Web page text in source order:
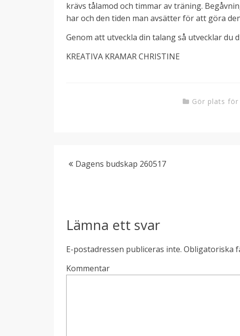
krävs tålamod och timmar av träning.
har och den tiden man avsätter för att göra
Genom att utveckla din talang så utvecklar du
KREATIVA KRAMAR CHRISTINE
Gör plats
Dagens budskap 260517
Lämna ett svar
E-postadressen publiceras inte. Obligatoriska
Kommentar